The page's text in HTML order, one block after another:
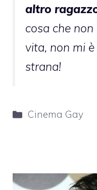
altro
cosa che
vita, non mi
strana!
Categorie
Cinema Gay